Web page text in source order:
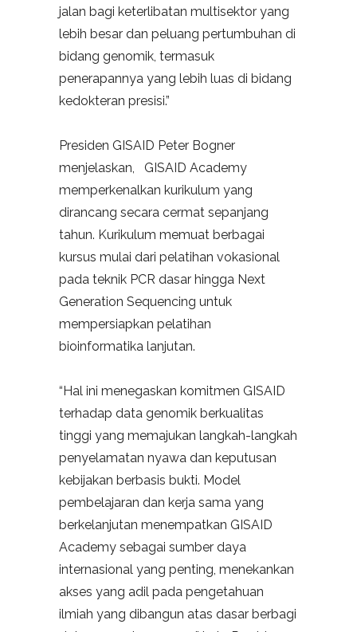
jalan bagi keterlibatan multisektor yang
lebih besar dan peluang pertumbuhan di
bidang genomik, termasuk
penerapannya yang lebih luas di bidang
kedokteran presisi.”
Presiden GISAID Peter Bogner
menjelaskan, GISAID Academy
memperkenalkan kurikulum yang
dirancang secara cermat sepanjang
tahun. Kurikulum memuat berbagai
kursus mulai dari pelatihan vokasional
pada teknik PCR dasar hingga Next
Generation Sequencing untuk
mempersiapkan pelatihan
bioinformatika lanjutan.
“Hal ini menegaskan komitmen GISAID
terhadap data genomik berkualitas
tinggi yang memajukan langkah-langkah
penyelamatan nyawa dan keputusan
kebijakan berbasis bukti. Model
pembelajaran dan kerja sama yang
berkelanjutan menempatkan GISAID
Academy sebagai sumber daya
internasional yang penting, menekankan
akses yang adil pada pengetahuan
ilmiah yang dibangun atas dasar berbagi